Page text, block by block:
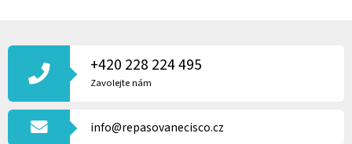
Á
T
+420 228 224 495
Zavolejte nám
info@repasovanecisco.cz